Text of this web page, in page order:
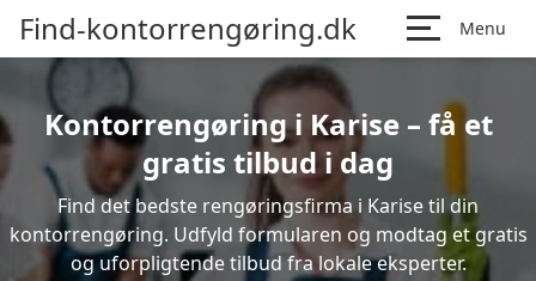
Find-kontorrengøring.dk Menu
Kontorrengøring i Karise – få et
gratis tilbud i dag
Find det bedste rengøringsfirma i Karise til din
kontorrengøring. Udfyld formularen og modtag et gratis
og uforpligtende tilbud fra lokale eksperter.